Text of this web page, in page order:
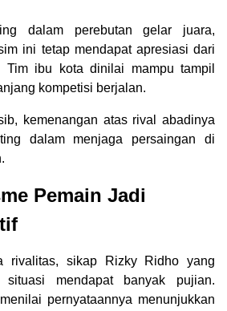
dalam perebutan gelar juara,
ini tetap mendapat apresiasi dari
Tim ibu kota dinilai mampu tampil
kompetisi berjalan.
kemenangan atas rival abadinya
dalam menjaga persaingan di
Pemain Jadi
rivalitas, sikap Rizky Ridho yang
situasi mendapat banyak pujian.
pernyataannya menunjukkan